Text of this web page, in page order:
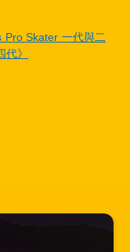
Pro Skater 一代與二
》